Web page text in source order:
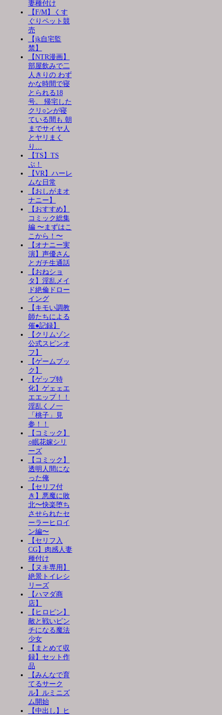
妻種付け
【F/M】くす
ぐりペット競
売
【jk自宅監
禁】
【NTR漫画】
部屋飲みで二
人きりの わず
かな時間で寝
とられる18
号。 帰宅した
クリ○ンが寝
ている間も 朝
までサイヤ人
とヤリまく
り…
【TS】TS
ぶ！
【VR】ハーレ
ムな日常
【おしがまオ
ナニー】
【おすすめ】
コミック総集
編 〜まずはこ
こから！〜
【オナニー実
演】声優さん
とガチ生通話
【おねショ
タ】淫乱メイ
ド絶倫ドロー
イング
【キモい調教
師たちによる
催●記録】
【クリムゾン
公式スピンオ
フ】
【ゲームブッ
ク】
【ゲップ特
化】ゲェェエ
エエップ！！
淫乱くノ一
「桃子」見
参！！
【コミック】
○眠花嫁シリ
ーズ
【コミック】
透明人間にな
った俺
【セリフ付
き】悪魔に敗
北〜快楽堕ち
させられたセ
ーラーヒロイ
ン編〜
【セリフ入
CG】肉感人妻
種付け
【ヌキ専用】
絶景トイレシ
リーズ
【ハマダ商
店】
【ヒロピン】
敵と戦いピン
チになる魔法
少女
【まとめて収
録】セット作
品
【みんなで育
てるサーク
ル】ルミニズ
ム開始
【中出し】ヒ